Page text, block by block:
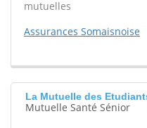
mutuelles
Assurances Somaisnoise
La Mutuelle des
Mutuelle Santé Sénior